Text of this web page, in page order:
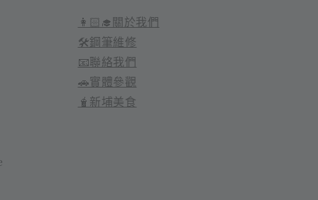
👩🏻‍🎓關於我們
🛠️鋼筆維修
📧聯絡我們
🚗實體參觀
🧋新埔美食